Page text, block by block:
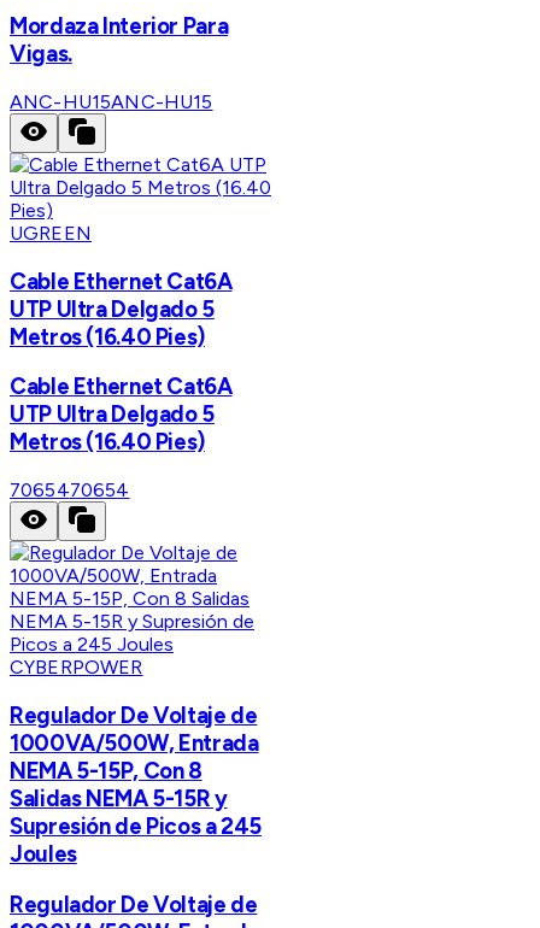
Mordaza Interior Para
Vigas.
ANC-HU15ANC-HU15
UGREEN
Cable Ethernet Cat6A
UTP Ultra Delgado 5
Metros (16.40 Pies)
Cable Ethernet Cat6A
UTP Ultra Delgado 5
Metros (16.40 Pies)
7065470654
CYBERPOWER
Regulador De Voltaje de
1000VA/500W, Entrada
NEMA 5-15P, Con 8
Salidas NEMA 5-15R y
Supresión de Picos a 245
Joules
Regulador De Voltaje de